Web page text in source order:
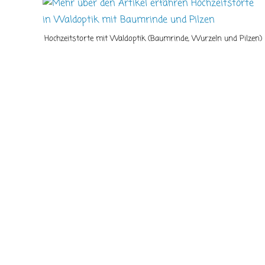
Hochzeitstorte mit Waldoptik (Baumrinde, Wurzeln und Pilzen)